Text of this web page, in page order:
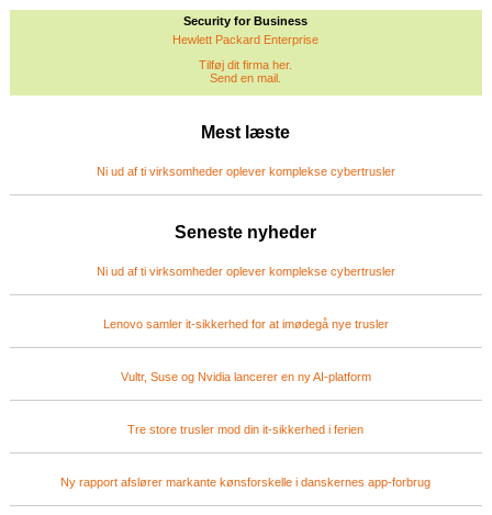
Security for Business
Hewlett Packard Enterprise
Tilføj dit firma her.
Send en mail.
Mest læste
Ni ud af ti virksomheder oplever komplekse cybertrusler
Seneste nyheder
Ni ud af ti virksomheder oplever komplekse cybertrusler
Lenovo samler it-sikkerhed for at imødegå nye trusler
Vultr, Suse og Nvidia lancerer en ny AI-platform
Tre store trusler mod din it-sikkerhed i ferien
Ny rapport afslører markante kønsforskelle i danskernes app-forbrug